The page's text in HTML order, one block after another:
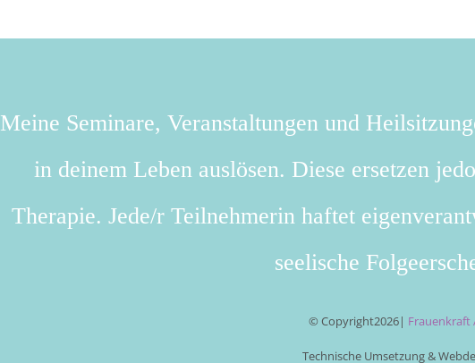
Meine Seminare, Veranstaltungen und
in deinem Leben auslösen. Diese ersetzen
Therapie. Jede/r Teilnehmerin haftet
seelische
© Copyright2026| Frauenkraft
Technische Umsetzung &